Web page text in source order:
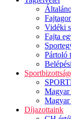
Vidéki
Fajta
Pártoló
Magyar
Díjazottaink